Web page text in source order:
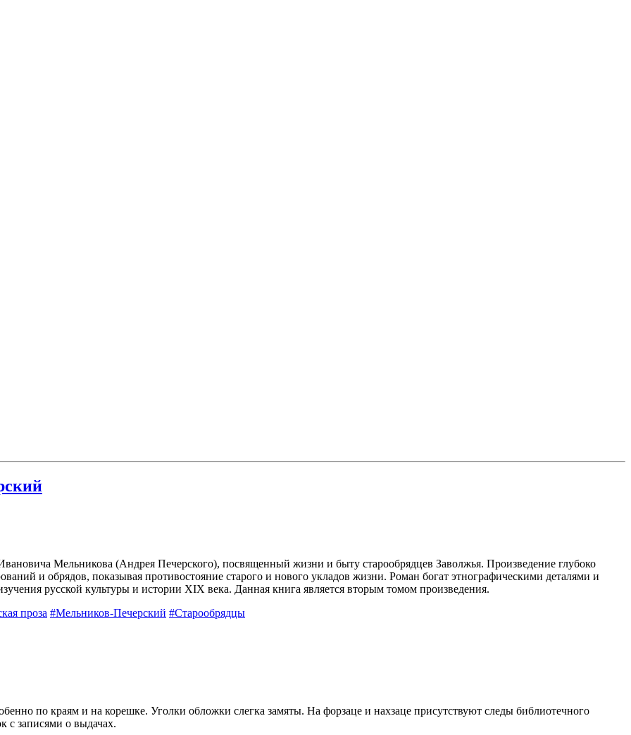
Мельникова (Андрея Печерского), посвященный жизни и быту старообрядцев Заволжья. Произведение глубоко
и обрядов, показывая противостояние старого и нового укладов жизни. Роман богат этнографическими деталями и
русской культуры и истории XIX века. Данная книга является вторым томом произведения.
проза #Мельников-Печерский #Старообрядцы
по краям и на корешке. Уголки обложки слегка замяты. На форзаце и нахзаце присутствуют следы библиотечного
с записями о выдачах.